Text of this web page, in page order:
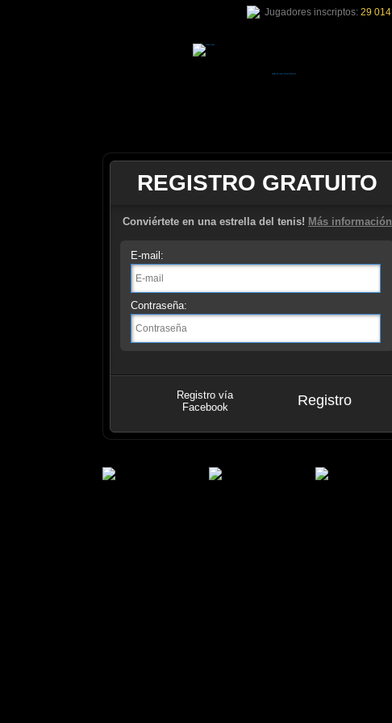
Jugadores inscriptos: 29 014
REGISTRO GRATUITO
Conviértete en una estrella del tenis! Más información
E-mail:
Contraseña:
Registro vía
Facebook
Registro